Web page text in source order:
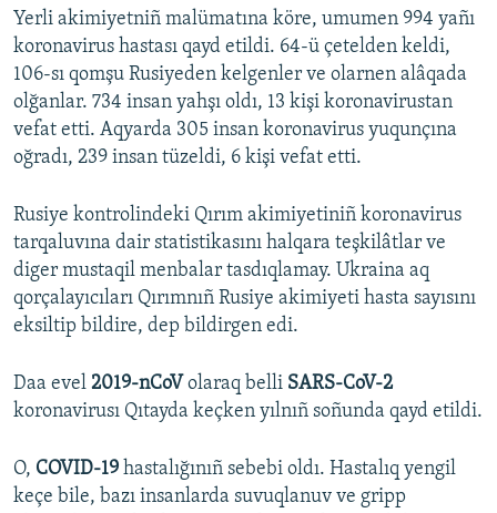
Yerli akimiyetniñ malümatına köre, umumen 994 yañı
koronavirus hastası qayd etildi. 64-ü çetelden keldi,
106-sı qomşu Rusiyeden kelgenler ve olarnen alâqada
olğanlar. 734 insan yahşı oldı, 13 kişi koronavirustan
vefat etti. Aqyarda 305 insan koronavirus yuqunçına
oğradı, 239 insan tüzeldi, 6 kişi vefat etti.
Rusiye kontrolindeki Qırım akimiyetiniñ koronavirus
tarqaluvına dair statistikasını halqara teşkilâtlar ve
diger mustaqil menbalar tasdıqlamay. Ukraina aq
qorçalayıcıları Qırımnıñ Rusiye akimiyeti hasta sayısını
eksiltip bildire, dep bildirgen edi.
Daa evel 2019-nCoV olaraq belli SARS-CoV-2
koronavirusı Qıtayda keçken yılnıñ soñunda qayd etildi.
O, COVID-19 hastalığınıñ sebebi oldı. Hastalıq yengil
keçe bile, bazı insanlarda suvuqlanuv ve gripp